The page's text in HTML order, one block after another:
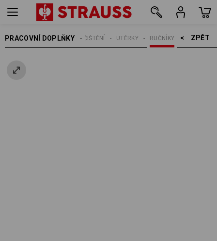
PRACOVNÍ DOPLŇKY ZPĚT    >
RUČNÍKY
UTĚRKY
ČIŠTĚNÍ